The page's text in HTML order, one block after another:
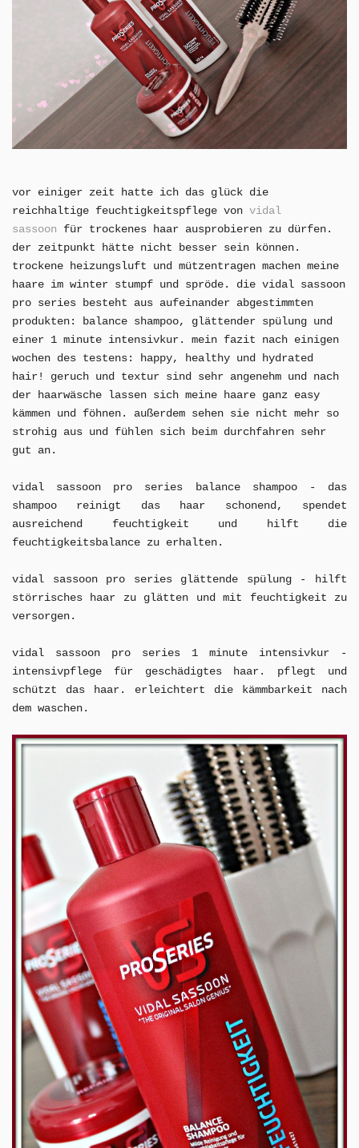
vor einiger zeit hatte ich das glück die
reichhaltige feuchtigkeitspflege von vidal
sassoon für trockenes haar ausprobieren zu dürfen.
der zeitpunkt hätte nicht besser sein können.
trockene heizungsluft und mützentragen machen meine
haare im winter stumpf und spröde. die vidal sassoon
pro series besteht aus aufeinander abgestimmten
produkten: balance shampoo, glättender spülung und
einer 1 minute intensivkur. mein fazit nach einigen
wochen des testens: happy, healthy und hydrated
hair! geruch und textur sind sehr angenehm und nach
der haarwäsche lassen sich meine haare ganz easy
kämmen und föhnen. außerdem sehen sie nicht mehr so
strohig aus und fühlen sich beim durchfahren sehr
gut an.
vidal sassoon pro series balance shampoo - das
shampoo reinigt das haar schonend, spendet
ausreichend feuchtigkeit und hilft die
feuchtigkeitsbalance zu erhalten.
vidal sassoon pro series glättende spülung - hilft
störrisches haar zu glätten und mit feuchtigkeit zu
versorgen.
vidal sassoon pro series 1 minute intensivkur -
intensivpflege für geschädigtes haar. pflegt und
schützt das haar. erleichtert die kämmbarkeit nach
dem waschen.